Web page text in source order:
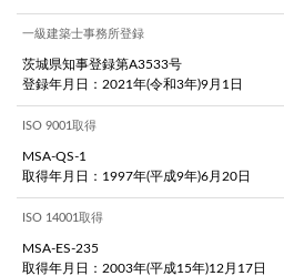
一級建築士事務所登録
茨城県知事登録第A3533号
登録年月日：2021年(令和3年)9月1日
ISO 9001取得
MSA-QS-1
取得年月日：1997年(平成9年)6月20日
ISO 14001取得
MSA-ES-235
取得年月日：2003年(平成15年)12月17日